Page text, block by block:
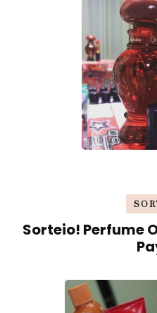
Sorteio! Perfume